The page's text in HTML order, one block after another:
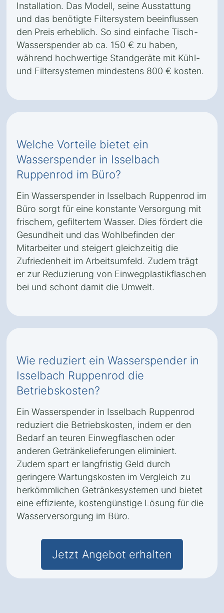
Installation. Das Modell, seine Ausstattung
und das benötigte Filtersystem beeinflussen
den Preis erheblich. So sind einfache Tisch-
Wasserspender ab ca. 150 € zu haben,
während hochwertige Standgeräte mit Kühl-
und Filtersystemen mindestens 800 € kosten.
Welche Vorteile bietet ein
Wasserspender in Isselbach
Ruppenrod im Büro?
Ein Wasserspender in Isselbach Ruppenrod im
Büro sorgt für eine konstante Versorgung mit
frischem, gefiltertem Wasser. Dies fördert die
Gesundheit und das Wohlbefinden der
Mitarbeiter und steigert gleichzeitig die
Zufriedenheit im Arbeitsumfeld. Zudem trägt
er zur Reduzierung von Einwegplastikflaschen
bei und schont damit die Umwelt.
Wie reduziert ein Wasserspender in
Isselbach Ruppenrod die
Betriebskosten?
Ein Wasserspender in Isselbach Ruppenrod
reduziert die Betriebskosten, indem er den
Bedarf an teuren Einwegflaschen oder
anderen Getränkelieferungen eliminiert.
Zudem spart er langfristig Geld durch
geringere Wartungskosten im Vergleich zu
herkömmlichen Getränkesystemen und bietet
eine effiziente, kostengünstige Lösung für die
Wasserversorgung im Büro.
Jetzt Angebot erhalten